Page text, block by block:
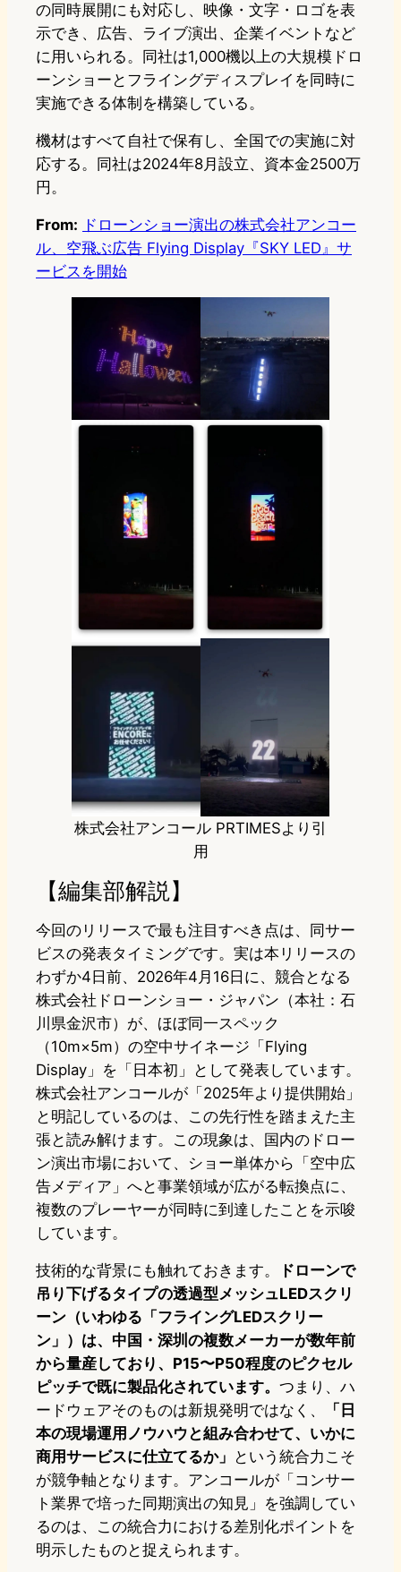
の同時展開にも対応し、映像・文字・ロゴを表
示でき、広告、ライブ演出、企業イベントなど
に用いられる。同社は1,000機以上の大規模ドロ
ーンショーとフライングディスプレイを同時に
実施できる体制を構築している。
機材はすべて自社で保有し、全国での実施に対
応する。同社は2024年8月設立、資本金2500万
円。
From: ドローンショー演出の株式会社アンコー
ル、空飛ぶ広告 Flying Display『SKY LED』サ
ービスを開始
株式会社アンコール PRTIMESより引
用
【編集部解説】
今回のリリースで最も注目すべき点は、同サー
ビスの発表タイミングです。実は本リリースの
わずか4日前、2026年4月16日に、競合となる
株式会社ドローンショー・ジャパン（本社：石
川県金沢市）が、ほぼ同一スペック
（10m×5m）の空中サイネージ「Flying
Display」を「日本初」として発表しています。
株式会社アンコールが「2025年より提供開始」
と明記しているのは、この先行性を踏まえた主
張と読み解けます。この現象は、国内のドロー
ン演出市場において、ショー単体から「空中広
告メディア」へと事業領域が広がる転換点に、
複数のプレーヤーが同時に到達したことを示唆
しています。
技術的な背景にも触れておきます。
ドローンで
吊り下げるタイプの透過型メッシュLEDスクリ
ーン（いわゆる「フライングLEDスクリー
ン」）は、中国・深圳の複数メーカーが数年前
から量産しており、P15〜P50程度のピクセル
ピッチで既に製品化されています。 つまり、ハ
ードウェアそのものは新規発明ではなく、
「日
本の現場運用ノウハウと組み合わせて、いかに
商用サービスに仕立てるか」 という統合力こそ
が競争軸となります。アンコールが「コンサー
ト業界で培った同期演出の知見」を強調してい
るのは、この統合力における差別化ポイントを
明示したものと捉えられます。